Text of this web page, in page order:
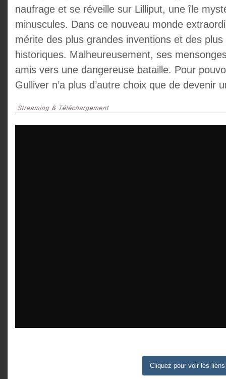
naufrage et se réveille sur Lilliput, une île
minuscules. Dans ce nouveau monde
mérite des plus grandes inventions et des
historiques. Malheureusement, ses
amis vers une dangereuse bataille. Pour
Gulliver n’a plus d’autre choix que de devenir
Cliquez pour voir les liens